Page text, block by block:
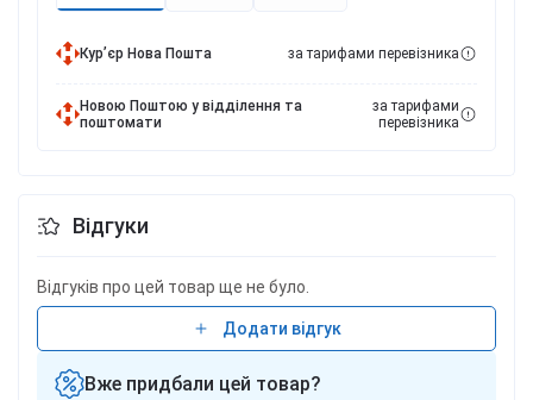
Курʼєр Нова Пошта за тарифами перевізника
Новою Поштою у відділення та
поштомати
за тарифами
перевізника
Відгуки
Відгуків про цей товар ще не було.
Додати відгук
Вже придбали цей товар?